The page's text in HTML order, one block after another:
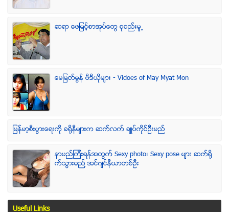
ဆရာ ေဖျမင့္စာအုပ္ေတြ စုစည္းမူ႕
ေမျမတ္မြန္ ဗီဒီယုိမ်ား - Vidoes of May Myat Mon
ျမန္မာ့စီးပြားေရးကို ခရိုနီမ်ားက ဆက္လက္ ခ်ဳပ္ကိုင္ဥိီးမည္
နာမည္ၾကီးရန္အတြက္ Sexy photo၊ Sexy pose မ်ား ဆက္ရို
က္သြားမည္႔ အင္ဂ်င္နီယာတစ္ဦး
Useful Links